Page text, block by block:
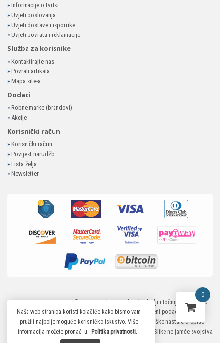
» Informacije o tvrtki
» Uvjeti poslovanja
» Uvjeti dostave i isporuke
» Uvjeti povrata i reklamacije
Služba za korisnike
» Kontaktirajte nas
» Povrati artikala
» Mapa site-a
Dodaci
» Robne marke (brandovi)
» Akcije
Korisnički račun
» Korisnički račun
» Povijest narudžbi
» Lista želja
» Newsletter
MP-ELEKTRONIKA SHOP© 2026. Trudimo se dati što bolji i točniji opis i sliku.
Unatoč tome, ne možemo garantirati da su svi navedeni podaci i slike u
potpunosti točni. Ne odgovaramo za eventualne pogreške nastale u opisu
proizvoda, greške prilikom štampanja te promjene cijena. Slike ne jamče svojstva
proizvoda.
0
Naša web stranica koristi kolačiće kako bismo vam
pružili najbolje moguće korisničko iskustvo. Više
informacija možete pronaći u: Politika privatnosti.